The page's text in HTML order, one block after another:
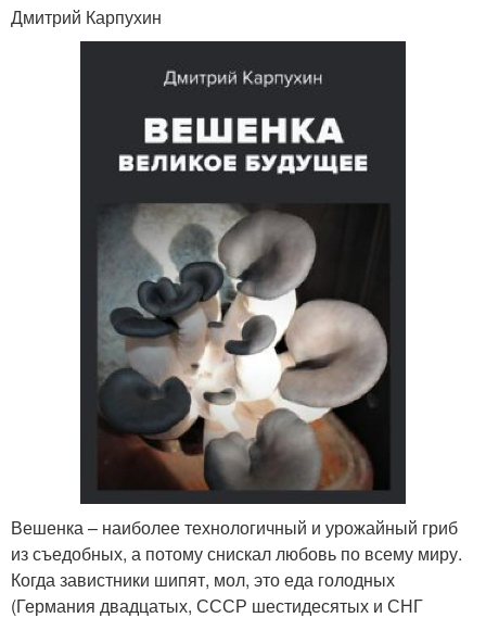
Дмитрий Карпухин
Вешенка – наиболее технологичный и урожайный гриб
из съедобных, а потому снискал любовь по всему миру.
Когда завистники шипят, мол, это еда голодных
(Германия двадцатых, СССР шестидесятых и СНГ